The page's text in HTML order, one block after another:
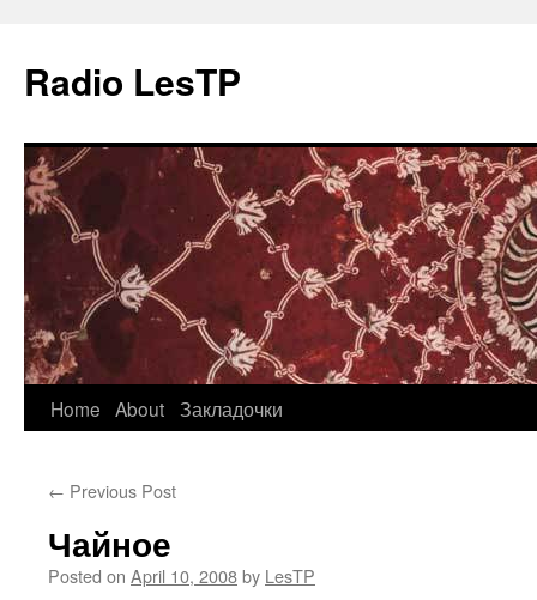
Radio LesTP
Skip
content
Home About Закладочки
← Previous Post
Чайное
Posted on April 10, 2008by LesTP